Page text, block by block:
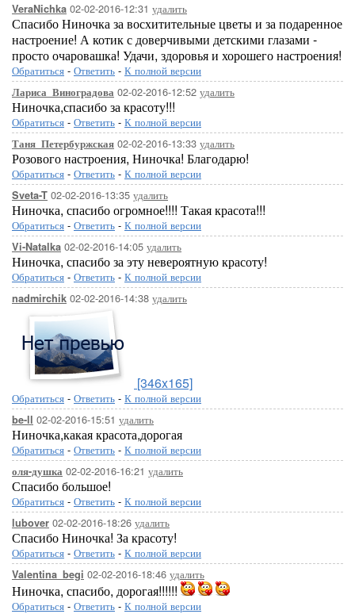
VeraNichka 02-02-2016-12:31 удалить
Спасибо Ниночка за восхитительные цветы и за подаренное
настроение! А котик с доверчивыми детскими глазами -
просто очаровашка! Удачи, здоровья и хорошего настроения!
Обратиться - Ответить - К полной версии
Лариса_Виноградова 02-02-2016-12:52 удалить
Ниночка,спасибо за красоту!!!
Обратиться - Ответить - К полной версии
Таня_Петербуржская 02-02-2016-13:33 удалить
Розового настроения, Ниночка! Благодарю!
Обратиться - Ответить - К полной версии
Sveta-T 02-02-2016-13:35 удалить
Ниночка, спасибо огромное!!!! Такая красота!!!
Обратиться - Ответить - К полной версии
Vi-Natalka 02-02-2016-14:05 удалить
Ниночка, спасибо за эту невероятную красоту!
Обратиться - Ответить - К полной версии
nadmirchik 02-02-2016-14:38 удалить
[346x165]
Обратиться - Ответить - К полной версии
be-ll 02-02-2016-15:51 удалить
Ниночка,какая красота,дорогая
Обратиться - Ответить - К полной версии
оля-душка 02-02-2016-16:21 удалить
Спасибо большое!
Обратиться - Ответить - К полной версии
lubover 02-02-2016-18:26 удалить
Спасибо Ниночка! За красоту!
Обратиться - Ответить - К полной версии
Valentina_begi 02-02-2016-18:46 удалить
Ниночка, спасибо, дорогая!!!!!!
Обратиться - Ответить - К полной версии